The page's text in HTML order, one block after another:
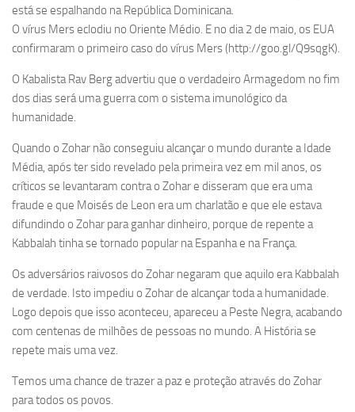
está se espalhando na República Dominicana.
O vírus Mers eclodiu no Oriente Médio. E no dia 2 de maio, os EUA
confirmaram o primeiro caso do vírus Mers (http://goo.gl/Q9sqgK).
O Kabalista Rav Berg advertiu que o verdadeiro Armagedom no fim
dos dias será uma guerra com o sistema imunológico da
humanidade.
Quando o Zohar não conseguiu alcançar o mundo durante a Idade
Média, após ter sido revelado pela primeira vez em mil anos, os
críticos se levantaram contra o Zohar e disseram que era uma
fraude e que Moisés de Leon era um charlatão e que ele estava
difundindo o Zohar para ganhar dinheiro, porque de repente a
Kabbalah tinha se tornado popular na Espanha e na França.
Os adversários raivosos do Zohar negaram que aquilo era Kabbalah
de verdade. Isto impediu o Zohar de alcançar toda a humanidade.
Logo depois que isso aconteceu, apareceu a Peste Negra, acabando
com centenas de milhões de pessoas no mundo. A História se
repete mais uma vez.
Temos uma chance de trazer a paz e proteção através do Zohar
para todos os povos.